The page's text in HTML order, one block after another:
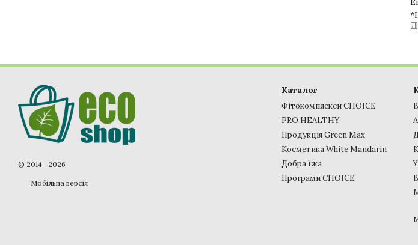
© 2014—2026
Мобільна версія
Каталог
Фітокомплекси CHOICE
PRO HEALTHY
Продукція Green Max
Косметика White Mandarin
Добра їжа
Програми CHOICE